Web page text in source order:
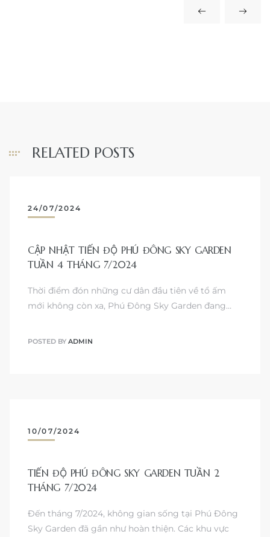
RELATED POSTS
24/07/2024
CẬP NHẬT TIẾN ĐỘ PHÚ ĐÔNG SKY GARDEN
TUẦN 4 THÁNG 7/2024
Thời điểm đón những cư dân đầu tiên về tổ ấm
mới không còn xa, Phú Đông Sky Garden đang…
POSTED BY ADMIN
10/07/2024
TIẾN ĐỘ PHÚ ĐÔNG SKY GARDEN TUẦN 2
THÁNG 7/2024
Đến tháng 7/2024, không gian sống tại Phú Đông
Sky Garden đã gần như hoàn thiện. Các khu vực